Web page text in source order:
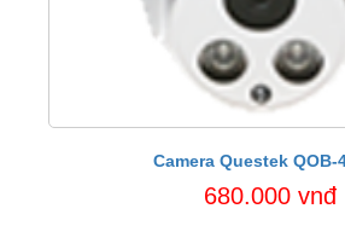
Camera Questek QOB-
680.000 vnđ